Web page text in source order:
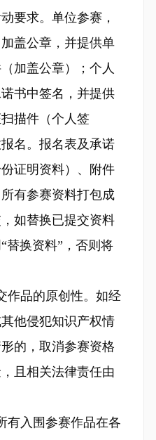
要求。单位参赛，
盖公章，并提供单
加盖公章）；个人
书中签名，并提供
描件（个人签
名。报名表及承诺
证明资料）、附件
有参赛资料打包成
如替换已提交资料
替换资料”，否则将
作品的原创性。如经
他侵犯知识产权情
的，取消参赛资格
且相关法律责任由
有入围参赛作品在各